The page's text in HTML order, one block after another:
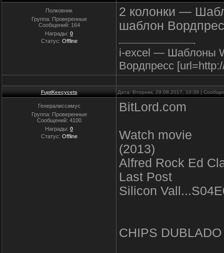
Полковник
Группа: Проверенные
Сообщений: 164
Награды: 0
Статус: Offline
2 колонки —
шаблон
i-excel — Шаблоны
Вордпресс
FuptKeecycets Дата: Вторник, 29.08.2017, 10:39 |
Генералиссимус
Группа: Проверенные
Сообщений: 4100
Награды: 0
Статус: Offline
BitLord.com
Watch movie
(2013)
Alfred Rock Ed
Last Post
Silicon
CHIPS